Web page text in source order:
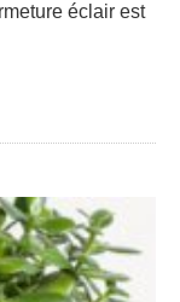
éclair est